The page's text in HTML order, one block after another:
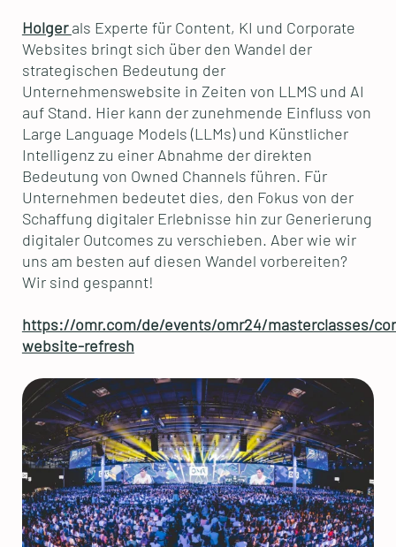
Holgerals Experte für Content, KI und Corporate
Websites bringt sich über den Wandel der
strategischen Bedeutung der
Unternehmenswebsite in Zeiten von LLMS und AI
auf Stand. Hier kann der zunehmende Einfluss von
Large Language Models (LLMs) und Künstlicher
Intelligenz zu einer Abnahme der direkten
Bedeutung von Owned Channels führen. Für
Unternehmen bedeutet dies, den Fokus von der
Schaffung digitaler Erlebnisse hin zur Generierung
digitaler Outcomes zu verschieben. Aber wie wir
uns am besten auf diesen Wandel vorbereiten?
Wir sind gespannt!
https://omr.com/de/events/omr24/masterclasses/
website-refresh